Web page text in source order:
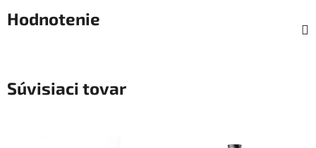
Hodnotenie
Súvisiaci tovar